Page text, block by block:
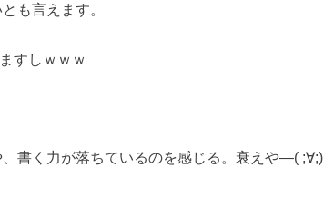
も言えます。
すしｗｗｗ
書く力が落ちているのを感じる。衰えや―( ;∀;)